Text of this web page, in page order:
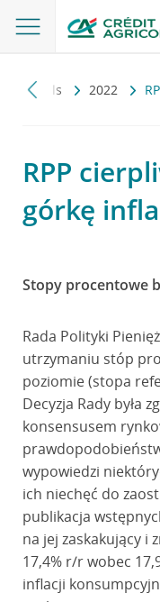
2022
RPP
górkę
Stopy procentowe
Rada Polityki
utrzymaniu stóp
poziomie (stopa
Decyzja Rady była
konsensusem
wypowiedzi
ich niechęć do
publikacja
na jej zaskakujący i
17,4% r/r wobec
inflacji